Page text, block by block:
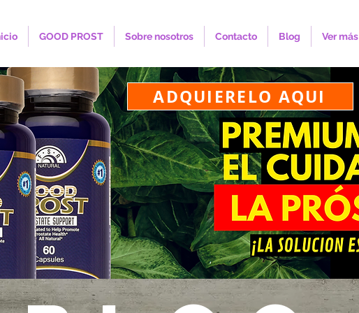
GOOD PROST Sobre nosotros Contacto Blog Ver más
ADQUIERELO AQUI